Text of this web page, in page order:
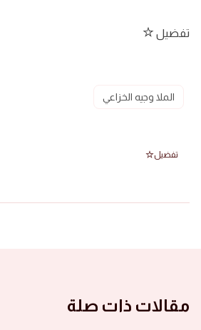
تفضيل
الملا وجيه الخزاعي
تفضيل
مقالات ذات صلة